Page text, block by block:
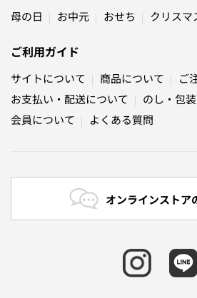
母の日 お中元 おせち クリスマ
ご利用ガイド
サイトについて 商品について
ご
お支払い・配送について
のし・包
会員について
よくある質問
オンラインストア